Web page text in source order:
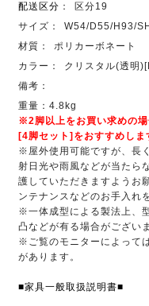
配送区分 ：
区分19
サイズ：
W54/D55/H93/
材質：
ポリカーボネート
カラー：
クリスタル(透明
備考：
重量：4.8kg
※2脚以上をお買い求めの
[4脚セット]をおすすめしま
※屋外使用可能ですが、長
射日光や雨風などが当たら
護していただきますようお
ンテナンスなどのお手入れ
※一体成型による製法上、
凸などが有る場合がござい
※ご覧のモニターによって
があります。
■家具一般取扱説明書■